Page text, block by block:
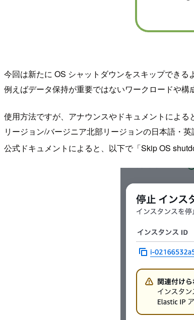
今回は新たに OS シャットダウンをスキップできる
例えばデータ保持が重要ではないワークロードや構
使用方法ですが、アナウンスやドキュメントによ
リージョン/バージニア北部リージョンの日本語・
公式ドキュメントによると、以下で「Skip OS